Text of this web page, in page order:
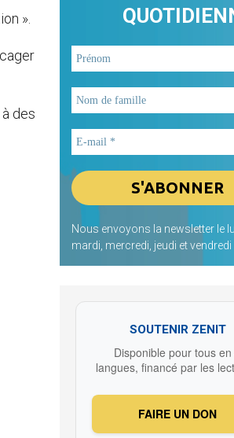
».
des
Nous envoyons la newsletter le
mardi, mercredi, jeudi et vendredi
SOUTENIR ZENIT
Disponible pour tous
langues, financé par les
FAIRE UN DON